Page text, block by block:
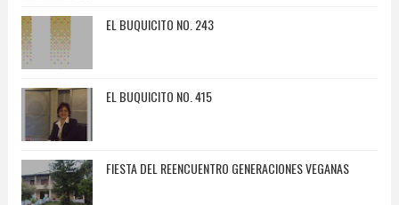
EL BUQUICITO NO. 243
EL BUQUICITO NO. 415
FIESTA DEL REENCUENTRO GENERACIONES VEGANAS